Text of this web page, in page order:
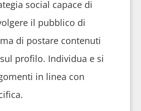
social capace di
il pubblico di
di postare contenuti
profilo. Individua e si
in linea con